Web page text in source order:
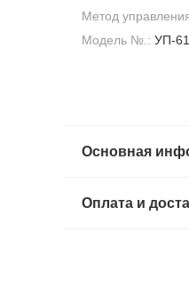
Метод
Модель №.: УП-
Основная
Оплата и